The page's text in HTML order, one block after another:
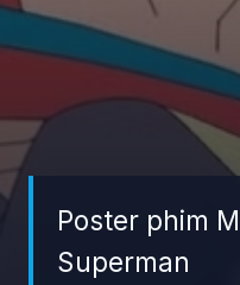
Poster phim
Superman